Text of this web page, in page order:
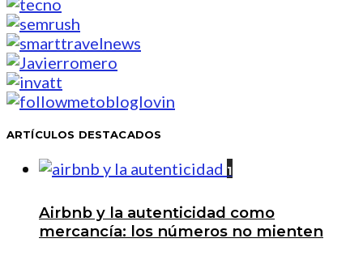
ARTÍCULOS DESTACADOS
1
Airbnb y la autenticidad como
mercancía: los números no mienten